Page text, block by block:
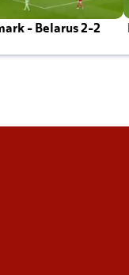
- Belarus 2-2